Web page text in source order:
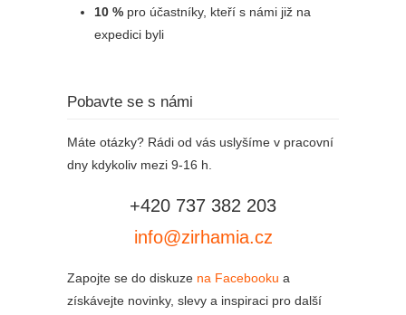
10 % pro účastníky, kteří s námi již na
expedici byli
Pobavte se s námi
Máte otázky? Rádi od vás uslyšíme v pracovní
dny kdykoliv mezi 9-16 h.
+420 737 382 203
info@zirhamia.cz
Zapojte se do diskuze na Facebooku a
získávejte novinky, slevy a inspiraci pro další